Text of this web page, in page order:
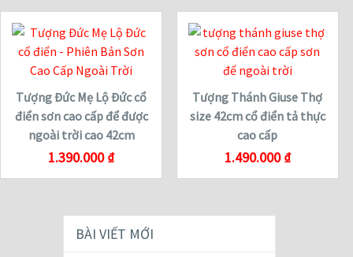
Tượng Đức Mẹ Lộ Đức cổ
điển sơn cao cấp để được
ngoài trời cao 42cm
1.390.000₫
Tượng Thánh Giuse Thợ
size 42cm cổ điển tả thực
cao cấp
1.490.000₫
BÀI VIẾT MỚI